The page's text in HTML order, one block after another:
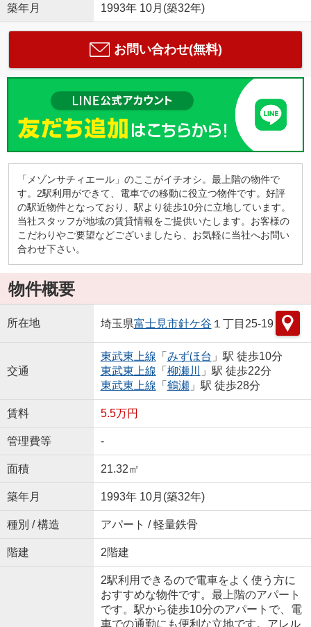
築年月 1993年 10月(築32年)
お問い合わせ(無料)
「メゾンサチィエール」のここがイチオシ。最上階の物件で
す。2駅利用ができて、電車での移動に役立つ物件です。好評
の駅近物件となっており、駅より徒歩10分に立地しています。
当社スタッフが地域の賃貸情報をご提供いたします。お客様の
こだわりやご要望などございましたら、お気軽に当社へお問い
合わせ下さい。
物件概要
所在地 埼玉県富士見市針ケ谷 １丁目25-19
交通
東武東上線 「 みずほ台 」駅 徒歩10分
東武東上線 「 柳瀬川
」駅 徒歩22分
東武東上線 「 鶴瀬」駅 徒歩28分
賃料 5.5万円
管理費等 -
面積 21.32㎡
築年月 1993年 10月(築32年)
種別 / 構造 アパート / 軽量鉄骨
階建 2階建
2駅利用できるので電車をよく使う方に
おすすめな物件です。最上階のアパート
です。駅から徒歩10分のアパートで、電
車での通勤にも便利な立地です。アレル